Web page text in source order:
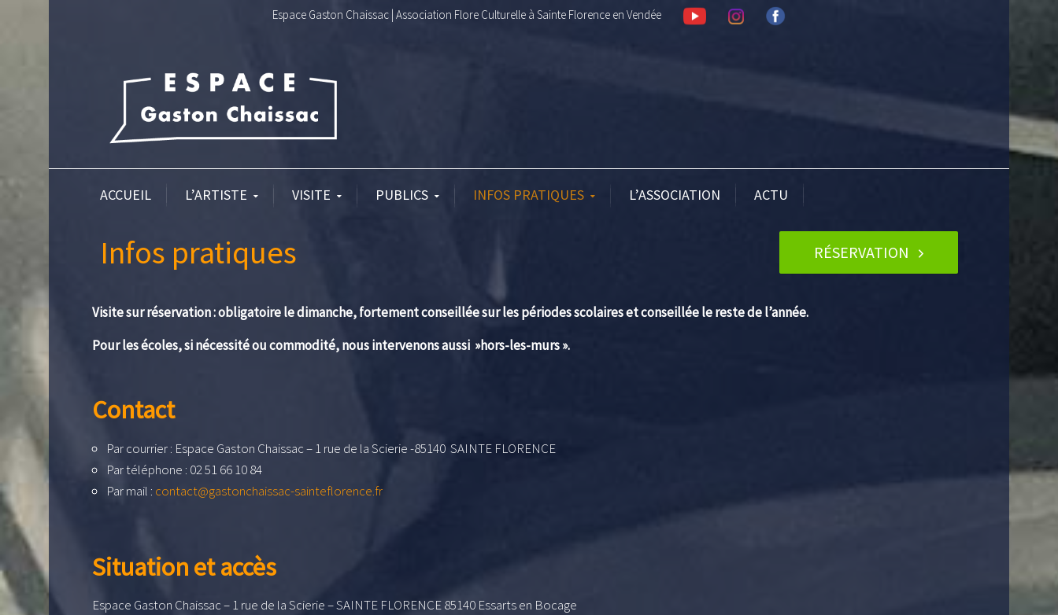
Espace Gaston Chaissac | Association Flore Culturelle à Sainte Florence en Vendée
ACCUEIL L’ARTISTE VISITE PUBLICS INFOS PRATIQUES L’ASSOCIATION ACTU
Infos pratiques RÉSERVATION
Visite sur réservation : obligatoire le dimanche, fortement conseillée sur les périodes scolaires et conseillée le reste de l’année.
Pour les écoles, si nécessité ou commodité, nous intervenons aussi »hors-les-murs ».
Contact
Par courrier : Espace Gaston Chaissac – 1 rue de la Scierie -85140 SAINTE FLORENCE
Par téléphone : 02 51 66 10 84
Par mail : contact@gastonchaissac-sainteflorence.fr
Situation et accès
Espace Gaston Chaissac – 1 rue de la Scierie – SAINTE FLORENCE 85140 Essarts en Bocage